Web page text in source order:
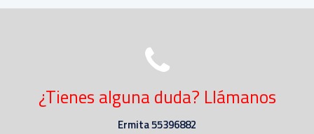
¿Tienes alguna duda? Llámanos
Ermita 55396882